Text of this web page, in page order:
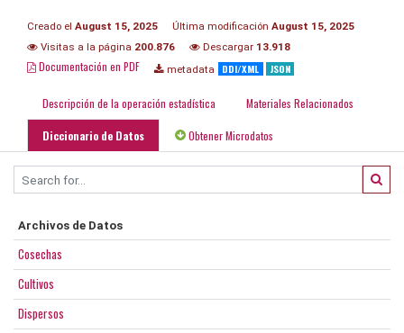
Creado el August 15, 2025 Última modificación August 15, 2025
Visitas a la página 200.876 Descargar 13.918
Documentación en PDF metadata DDI/XML JSON
Descripción de la operación estadística Materiales Relacionados
Diccionario de Datos Obtener Microdatos
Archivos de Datos
Cosechas
Cultivos
Dispersos